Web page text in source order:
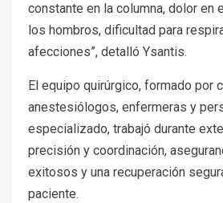
constante en la columna, dolor en
los hombros, dificultad para
afecciones”, detalló Ysantis.
El equipo quirúrgico, formado por
anestesiólogos, enfermeras y
especializado, trabajó durante
precisión y coordinación,
exitosos y una recuperación
paciente.